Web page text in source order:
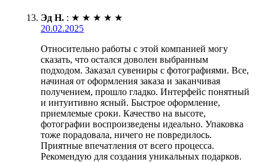
Эд Н. : ★ ★ ★ ★ ★
20.02.2025
Относительно работы с этой компанией могу
сказать, что остался доволен выбранным
подходом. Заказал сувениры с фотографиями. Все,
начиная от оформления заказа и заканчивая
получением, прошло гладко. Интерфейс понятный
и интуитивно ясный. Быстрое оформление,
приемлемые сроки. Качество на высоте,
фотографии воспроизведены идеально. Упаковка
тоже порадовала, ничего не повредилось.
Приятные впечатления от всего процесса.
Рекомендую для создания уникальных подарков.